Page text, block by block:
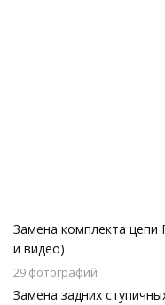
Замена комплекта
и видео)
29 фотографий
Замена задних